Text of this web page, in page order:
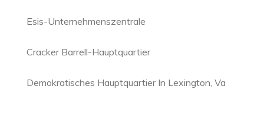
Esis-Unternehmenszentrale
Cracker Barrell-Hauptquartier
Demokratisches Hauptquartier In Lexington, Va